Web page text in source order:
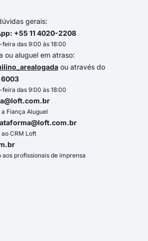
gerais:
+55 11 4020-2208
das 9:00 às 18:00
ou aluguel em atraso:
ou através do
6003
das 9:00 às 18:00
Fiança Aluguel
CRM Loft
profissionais de imprensa